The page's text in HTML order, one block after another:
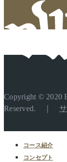
Copyright © 2020
Reserved. ｜
コース紹介
コンセプト